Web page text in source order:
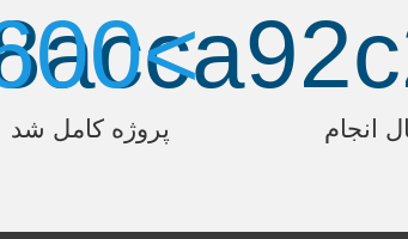
acca92c
انجام
>
پروژه کامل شد